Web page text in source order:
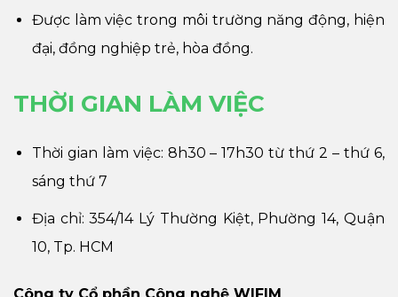
Được làm việc trong môi trường năng động, hiện
đại, đồng nghiệp trẻ, hòa đồng.
THỜI GIAN LÀM VIỆC
Thời gian làm việc: 8h30 – 17h30 từ thứ 2 – thứ 6,
sáng thứ 7
Địa chỉ: 354/14 Lý Thường Kiệt, Phường 14, Quận
10, Tp. HCM